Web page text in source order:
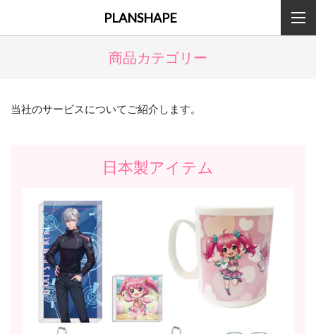
PLANSHAPE
商品カテゴリー
当社のサービスについてご紹介します。
日本製アイテム